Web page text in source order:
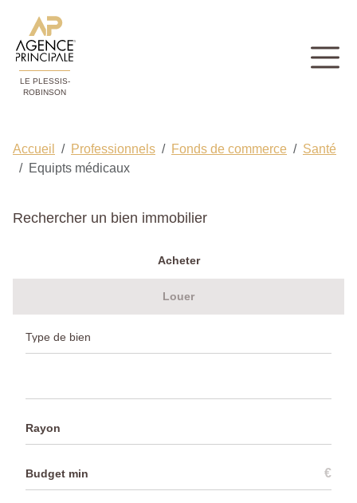
LE PLESSIS-
ROBINSON
Accueil Professionnels Fonds de commerce
Santé
Equipts médicaux
Rechercher un bien immobilier
Acheter
Louer
Rayon
€